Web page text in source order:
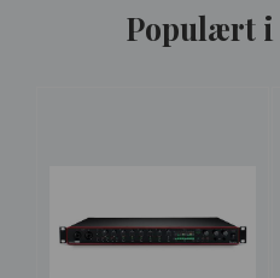
Populært i